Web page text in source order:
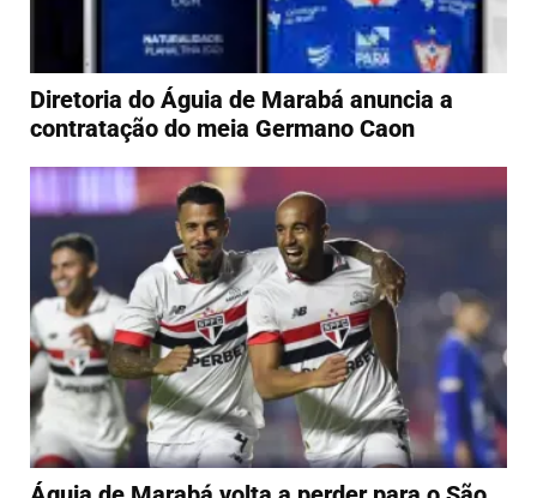
Diretoria do Águia de Marabá anuncia a
contratação do meia Germano Caon